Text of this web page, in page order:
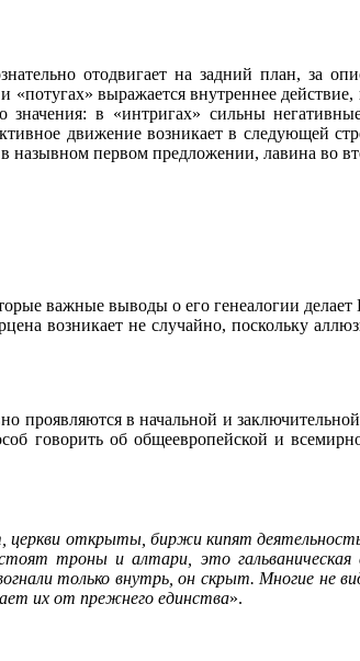
отодвигает на задний план, за
выражается внутреннее
в «интригах» сильны
движение возникает в следующей
первом предложении, лавина во
важные выводы о его генеалогии
возникает не случайно, поскольку
в начальной и
говорить об общеевропейской и
церкви открыты, биржи кипят
троны и алтари, это
только внутрь, он скрыт. Многие
их от прежнего единства».